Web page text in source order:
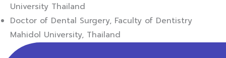
University Thailand
Doctor of Dental Surgery, Faculty of Dentistry
Mahidol University, Thailand